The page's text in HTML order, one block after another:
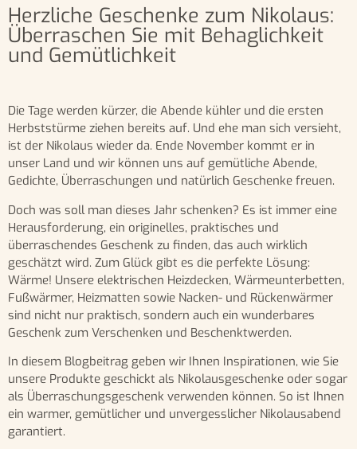
Herzliche Geschenke zum Nikolaus:
Überraschen Sie mit Behaglichkeit
und Gemütlichkeit
Die Tage werden kürzer, die Abende kühler und die ersten
Herbststürme ziehen bereits auf. Und ehe man sich versieht,
ist der Nikolaus wieder da. Ende November kommt er in
unser Land und wir können uns auf gemütliche Abende,
Gedichte, Überraschungen und natürlich Geschenke freuen.
Doch was soll man dieses Jahr schenken? Es ist immer eine
Herausforderung, ein originelles, praktisches und
überraschendes Geschenk zu finden, das auch wirklich
geschätzt wird. Zum Glück gibt es die perfekte Lösung:
Wärme! Unsere elektrischen Heizdecken, Wärmeunterbetten,
Fußwärmer, Heizmatten sowie Nacken- und Rückenwärmer
sind nicht nur praktisch, sondern auch ein wunderbares
Geschenk zum Verschenken und Beschenktwerden.
In diesem Blogbeitrag geben wir Ihnen Inspirationen, wie Sie
unsere Produkte geschickt als Nikolausgeschenke oder sogar
als Überraschungsgeschenk verwenden können. So ist Ihnen
ein warmer, gemütlicher und unvergesslicher Nikolausabend
garantiert.